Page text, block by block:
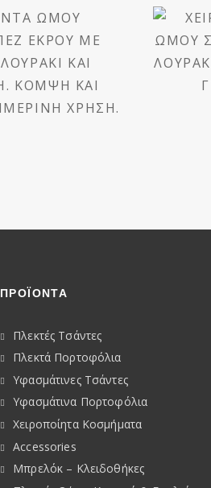
DK1008
ΠΡΟΪΟΝΤΑ
Πλεκτές Τσάντες
Πλεκτά Πορτοφόλια
Υφασμάτινες Τσάντες
Υφασμάτινα Πορτοφόλια
Χειροποίητα Κοσμήματα
Accessories
Μπρελόκ – Κλειδοθήκες